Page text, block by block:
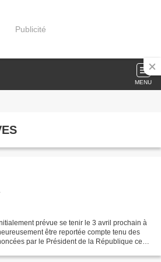
Publicité
MENU
prévue se tenir le 3 avril prochain à
être reportée compte tenu des
par le Président de la République ce